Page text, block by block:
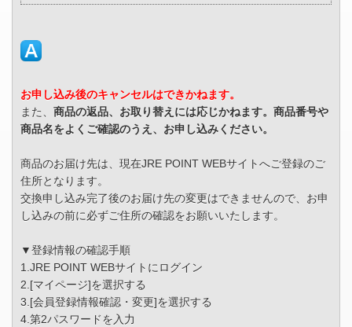
お申し込み後のキャンセルはできかねます。
また、 商品の返品、お取り替えには応じかねます。 商品番号や
商品名をよくご確認のうえ、お申し込みください。
商品のお届け先は、現在JRE POINT WEBサイトへご登録のご
住所となります。
交換申し込み完了後のお届け先の変更はできませんので、お申
し込みの前に必ずご住所の確認をお願いいたします。
▼登録情報の確認手順
1.JRE POINT WEBサイトにログイン
2.[マイページ]を選択する
3.[会員登録情報確認・変更]を選択する
4.第2パスワードを入力